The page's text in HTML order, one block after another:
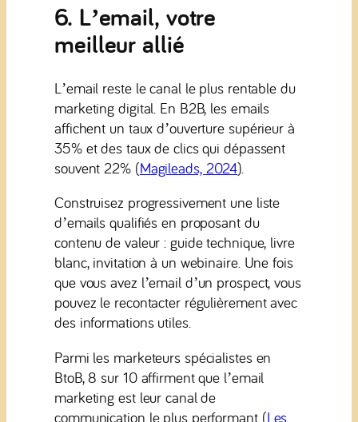
6. L’email, votre
meilleur allié
L’email reste le canal le plus rentable du
marketing digital. En B2B, les emails
affichent un taux d’ouverture supérieur à
35% et des taux de clics qui dépassent
souvent 22% (Magileads, 2024).
Construisez progressivement une liste
d’emails qualifiés en proposant du
contenu de valeur : guide technique, livre
blanc, invitation à un webinaire. Une fois
que vous avez l’email d’un prospect, vous
pouvez le recontacter régulièrement avec
des informations utiles.
Parmi les marketeurs spécialistes en
BtoB, 8 sur 10 affirment que l’email
marketing est leur canal de
communication le plus performant (Les